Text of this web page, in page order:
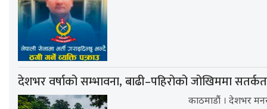
देशभर वर्षाको सम्भावना, बाढी–पहिरोको जोखिममा
काठमाडौं । देशभर